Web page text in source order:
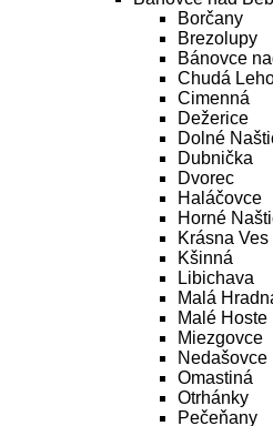
Borčany
Brezolupy
Bánovce
Chudá
Cimenná
Dežerice
Dolné
Dubnička
Dvorec
Haláčovce
Horné
Krásna Ves
Kšinná
Libichava
Malá
Malé Hoste
Miezgovce
Nedašovce
Omastiná
Otrhánky
Pečeňany